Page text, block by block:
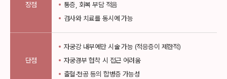
장점
통증, 회복 부담 적음
검사와 치료를 동시에 가능
단점
자궁강 내부에만 시술 가능 (적응증이 제한적)
자궁경부 협착 시 접근 어려움
출혈·천공 등의 합병증 가능성